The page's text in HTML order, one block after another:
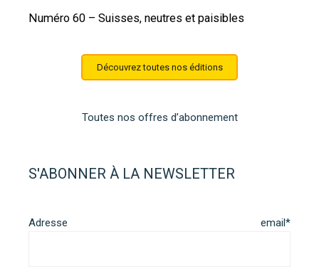
Numéro 60 – Suisses, neutres et paisibles
Découvrez toutes nos éditions
Toutes nos offres d’abonnement
S'ABONNER À LA NEWSLETTER
Adresse email*